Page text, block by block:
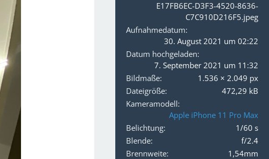
E17FB6EC-D3F3-4520-8636-
C7C910D216F5.jpeg
Aufnahmedatum
30. August 2021 um 02:22
Datum hochgeladen
7. September 2021 um 11:32
Bildmaße
1.536 × 2.049 px
Dateigröße
472,29 kB
Kameramodell
Apple iPhone 11 Pro Max
Belichtung
1/60 s
Blende
f/2.4
Brennweite
1,54mm